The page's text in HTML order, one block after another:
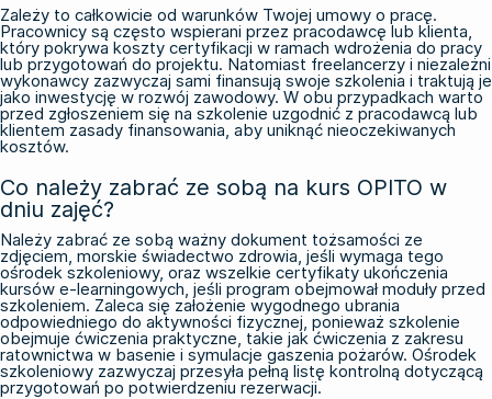
Zależy to całkowicie od warunków Twojej umowy o pracę.
Pracownicy są często wspierani przez pracodawcę lub klienta,
który pokrywa koszty certyfikacji w ramach wdrożenia do pracy
lub przygotowań do projektu. Natomiast freelancerzy i niezależni
wykonawcy zazwyczaj sami finansują swoje szkolenia i traktują je
jako inwestycję w rozwój zawodowy. W obu przypadkach warto
przed zgłoszeniem się na szkolenie uzgodnić z pracodawcą lub
klientem zasady finansowania, aby uniknąć nieoczekiwanych
kosztów.
Co należy zabrać ze sobą na kurs OPITO w
dniu zajęć?
Należy zabrać ze sobą ważny dokument tożsamości ze
zdjęciem, morskie świadectwo zdrowia, jeśli wymaga tego
ośrodek szkoleniowy, oraz wszelkie certyfikaty ukończenia
kursów e-learningowych, jeśli program obejmował moduły przed
szkoleniem. Zaleca się założenie wygodnego ubrania
odpowiedniego do aktywności fizycznej, ponieważ szkolenie
obejmuje ćwiczenia praktyczne, takie jak ćwiczenia z zakresu
ratownictwa w basenie i symulacje gaszenia pożarów. Ośrodek
szkoleniowy zazwyczaj przesyła pełną listę kontrolną dotyczącą
przygotowań po potwierdzeniu rezerwacji.